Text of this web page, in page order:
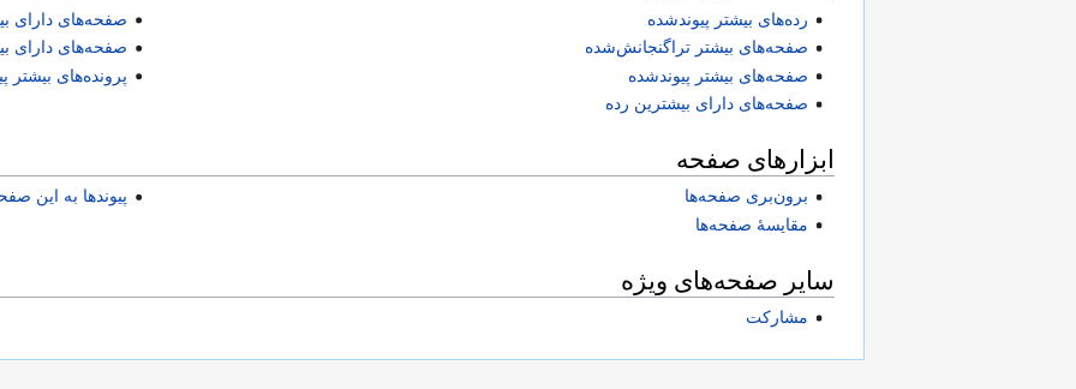
رده‌های بیشتر پیوندشده
صفحه‌های بیشتر تراگنجانش‌شده
صفحه‌های بیشتر پیوندشده
صفحه‌های دارای بیشترین رده
صفحه‌های دارای
صفحه‌های دارای
پرونده‌های بیشتر
ابزارهای صفحه
برون‌بری صفحه‌ها
مقایسهٔ صفحه‌ها
پیوندها به این
سایر صفحه‌های ویژه
مشارکت